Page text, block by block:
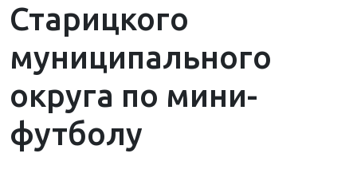
Старицкого
муниципального
округа по мини-
футболу